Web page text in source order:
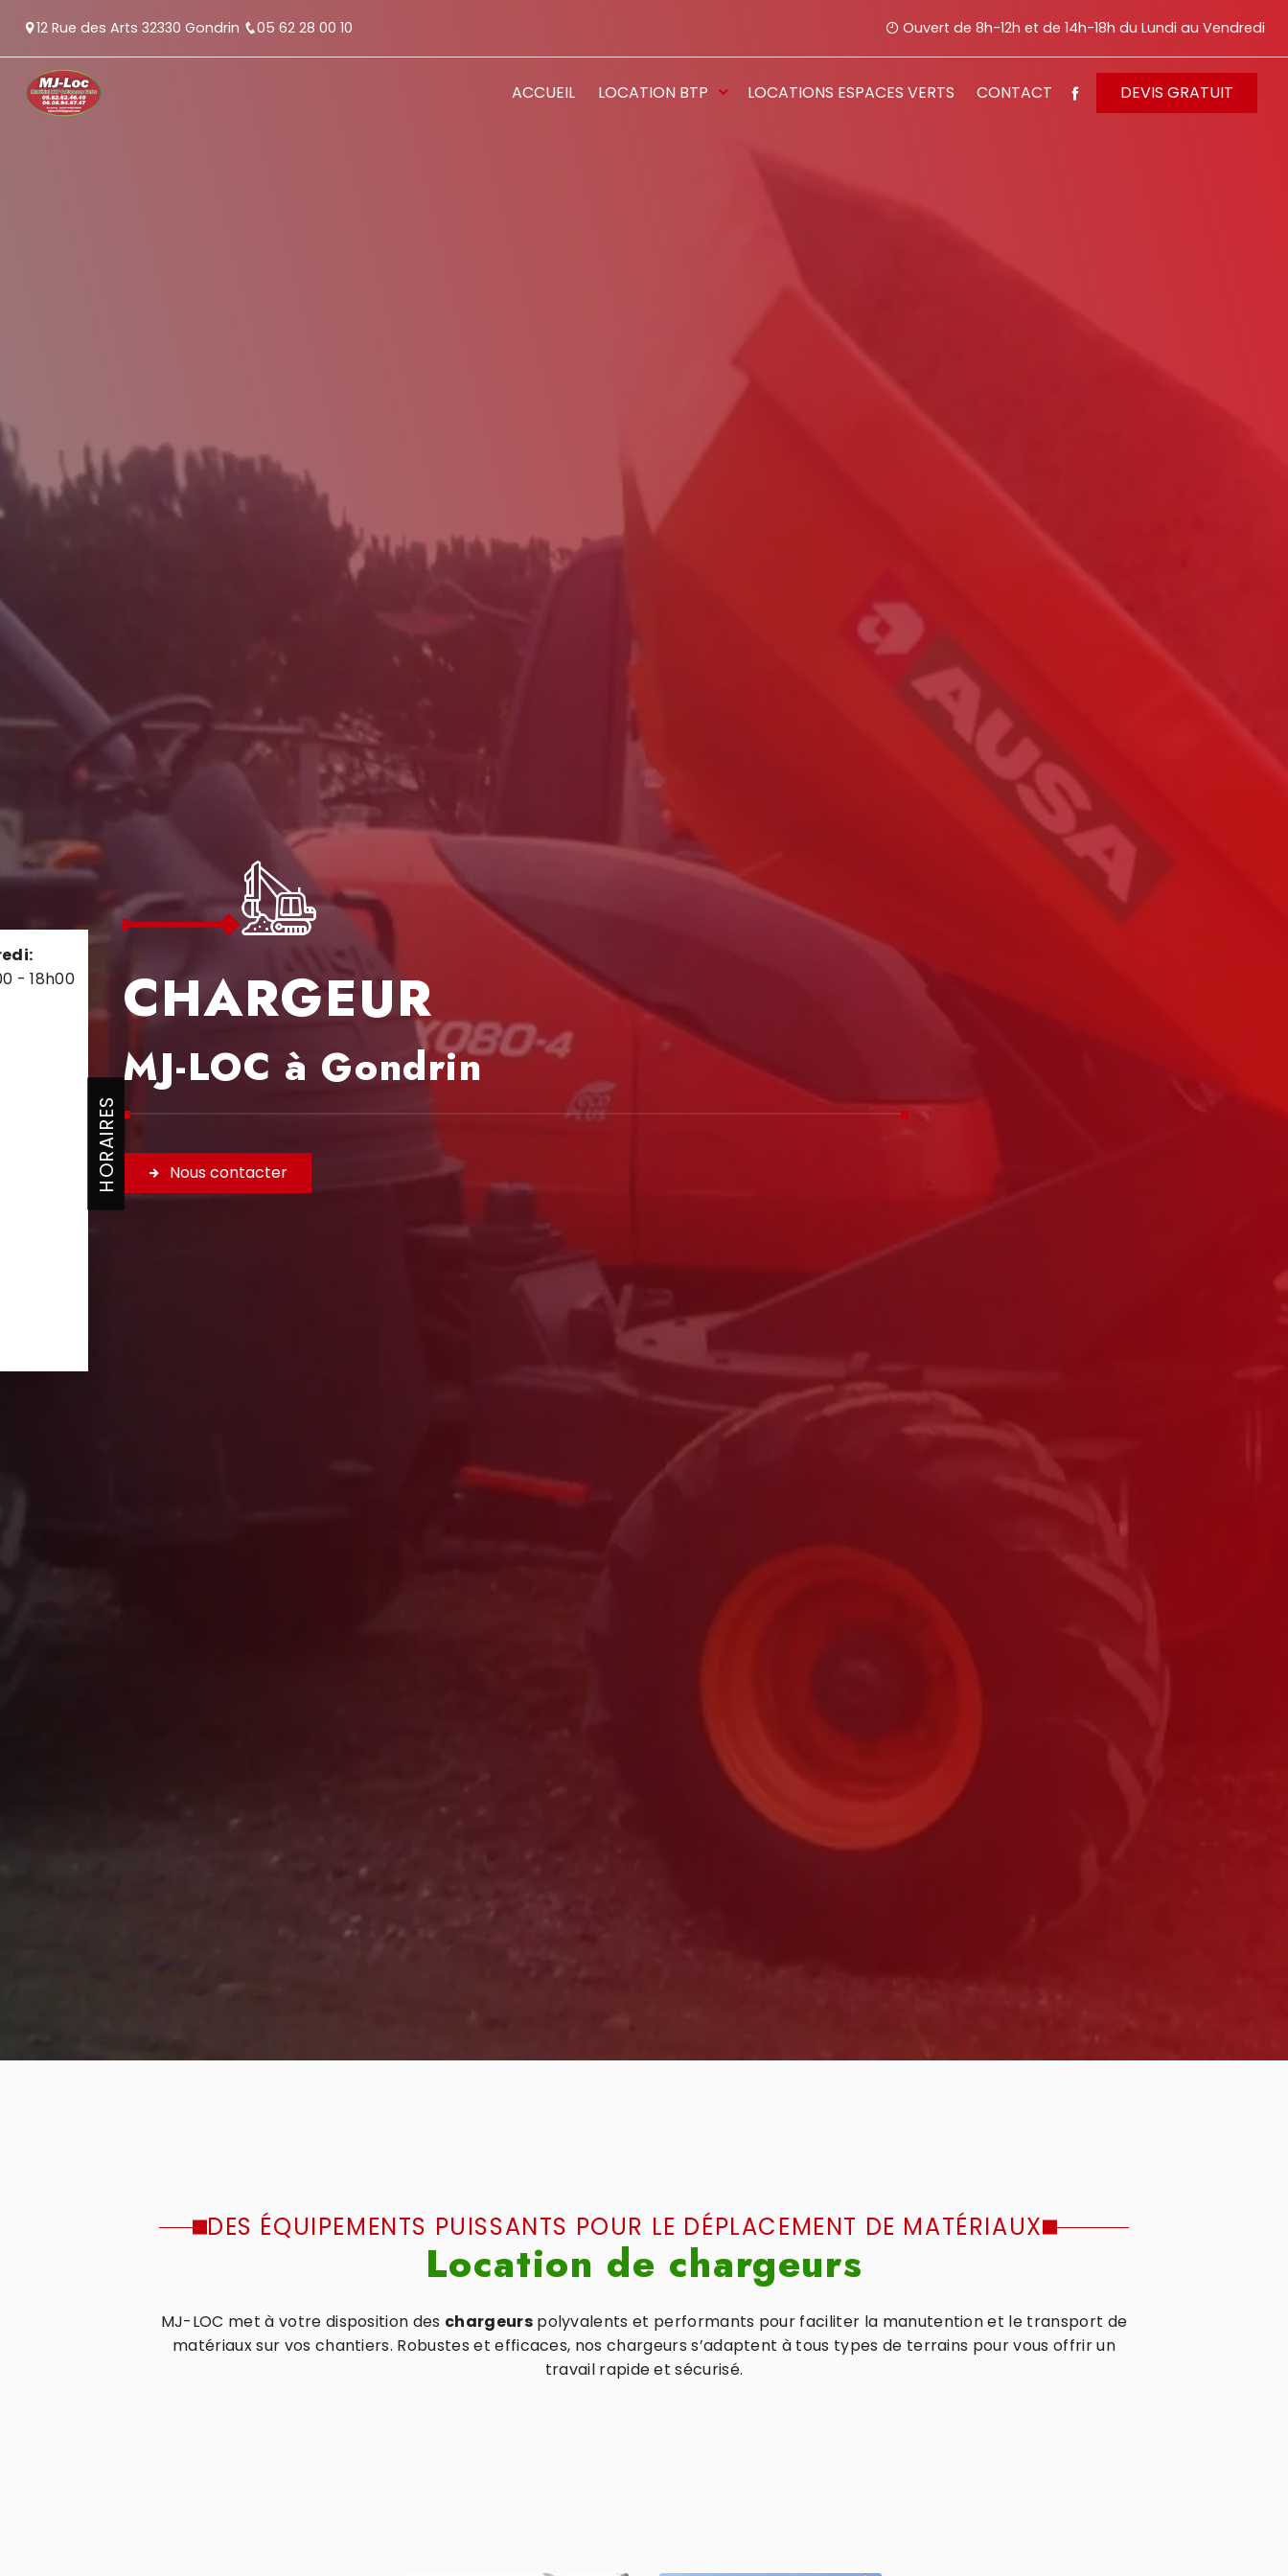
12 Rue des Arts 32330 Gondrin 05 62 28 00 10 Ouvert de 8h-12h et de 14h-18h du Lundi au Vendredi
ACCUEIL LOCATION BTP LOCATIONS ESPACES VERTS CONTACT DEVIS GRATUIT
CHARGEUR
MJ-LOC à Gondrin
Nous contacter
DES ÉQUIPEMENTS PUISSANTS POUR LE DÉPLACEMENT DE MATÉRIAUX
Location de chargeurs
MJ-LOC met à votre disposition des chargeurspolyvalents et performants pour faciliter la manutention et le transport de
matériaux sur vos chantiers. Robustes et efficaces, nos chargeurs s’adaptent à tous types de terrains pour vous offrir un
travail rapide et sécurisé.
HORAIRES
- 18h00